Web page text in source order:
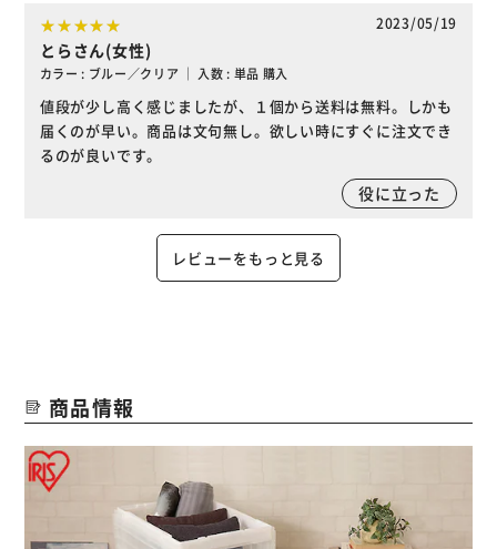
2023/05/19
とらさん(女性)
カラー : ブルー／クリア ｜ 入数 : 単品 購入
値段が少し高く感じましたが、１個から送料は無料。しかも
届くのが早い。商品は文句無し。欲しい時にすぐに注文でき
るのが良いです。
役に立った
レビューをもっと見る
商品情報